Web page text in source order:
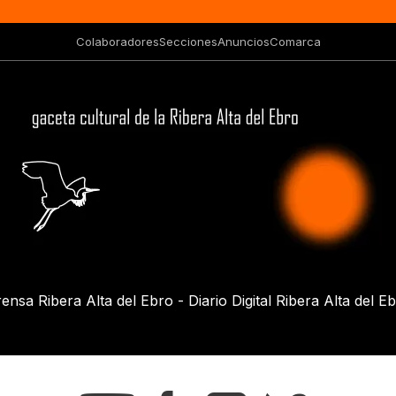
ColaboradoresSeccionesAnunciosComarca
Ribera Alta del Ebro - Diario Digital Ribera Alta del